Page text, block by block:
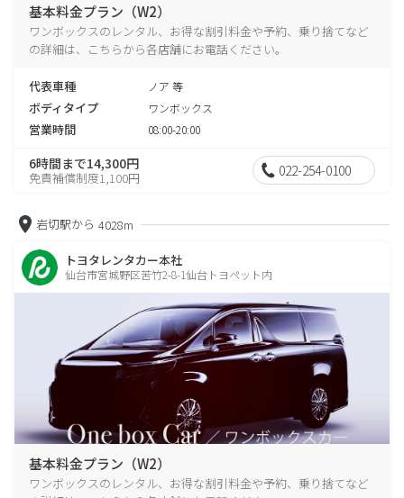
基本料金プラン（W2）
ワンボックスのレンタル、お得な割引料金や予約、乗り捨てなど
の詳細は、こちらから各店舗にお電話ください。
代表車種 ノア 等
ボディタイプ ワンボックス
営業時間 08:00-20:00
6時間まで14,300円
免責補償制度1,100円 022-254-0100
岩切駅から 4028m
トヨタレンタカー本社
仙台市宮城野区苦竹2-8-1仙台トヨペット内
基本料金プラン（W2）
ワンボックスのレンタル、お得な割引料金や予約、乗り捨てなど